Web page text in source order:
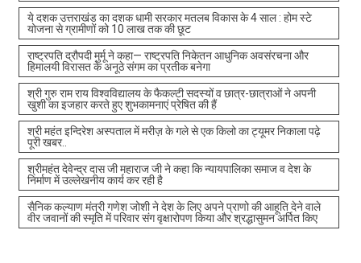
ये दशक उत्तराखंड का दशक धामी सरकार मतलब विकास के 4 साल : होम स्टे
योजना से ग्रामीणों को 10 लाख तक की छूट
राष्ट्रपति द्रौपदी मुर्मू ने कहा— राष्ट्रपति निकेतन आधुनिक अवसंरचना और
हिमालयी विरासत के अनूठे संगम का प्रतीक बनेगा
श्री गुरु राम राय विश्वविद्यालय के फैकल्टी सदस्यों व छात्र-छात्राओं ने अपनी
खुशी का इजहार करते हुए शुभकामनाएं प्रेषित की हैं
श्री महंत इन्दिरेश अस्पताल में मरीज़ के गले से एक किलो का ट्यूमर निकाला पढ़े
पूरी खबर..
श्रीमहंत देवेन्द्र दास जी महाराज जी ने कहा कि न्यायपालिका समाज व देश के
निर्माण में उल्लेखनीय कार्य कर रही है
सैनिक कल्याण मंत्री गणेश जोशी ने देश के लिए अपने प्राणो की आहूति देने वाले
वीर जवानों की स्मृति में परिवार संग वृक्षारोपण किया और श्रद्धासुमन अर्पित किए